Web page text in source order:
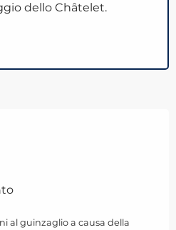
dello Châtelet.
al guinzaglio a causa della